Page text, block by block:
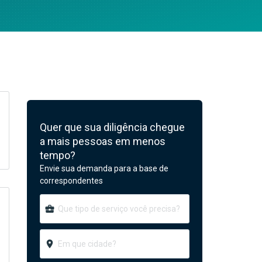
Quer que sua diligência chegue
a mais pessoas em menos
tempo?
Envie sua demanda para a base de
correspondentes
business_center
room